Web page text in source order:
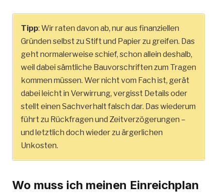
Tipp: Wir raten davon ab, nur aus finanziellen
Gründen selbst zu Stift und Papier zu greifen. Das
geht normalerweise schief, schon allein deshalb,
weil dabei sämtliche Bauvorschriften zum Tragen
kommen müssen. Wer nicht vom Fach ist, gerät
dabei leicht in Verwirrung, vergisst Details oder
stellt einen Sachverhalt falsch dar. Das wiederum
führt zu Rückfragen und Zeitverzögerungen –
und letztlich doch wieder zu ärgerlichen
Unkosten.
Wo muss ich meinen Einreichplan